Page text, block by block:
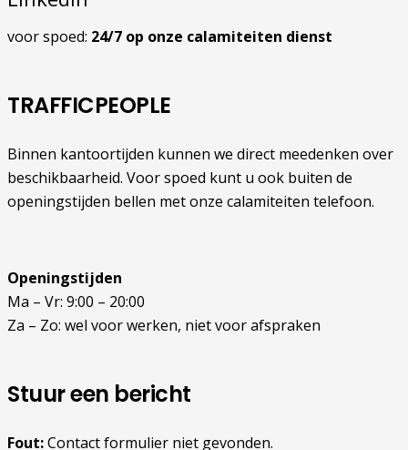
voor spoed: 24/7 op onze calamiteiten dienst
TRAFFICPEOPLE
Binnen kantoortijden kunnen we direct meedenken over
beschikbaarheid. Voor spoed kunt u ook buiten de
openingstijden bellen met onze calamiteiten telefoon.
Openingstijden
Ma – Vr: 9:00 – 20:00
Za – Zo: wel voor werken, niet voor afspraken
Stuur een bericht
Fout:Contact formulier niet gevonden.